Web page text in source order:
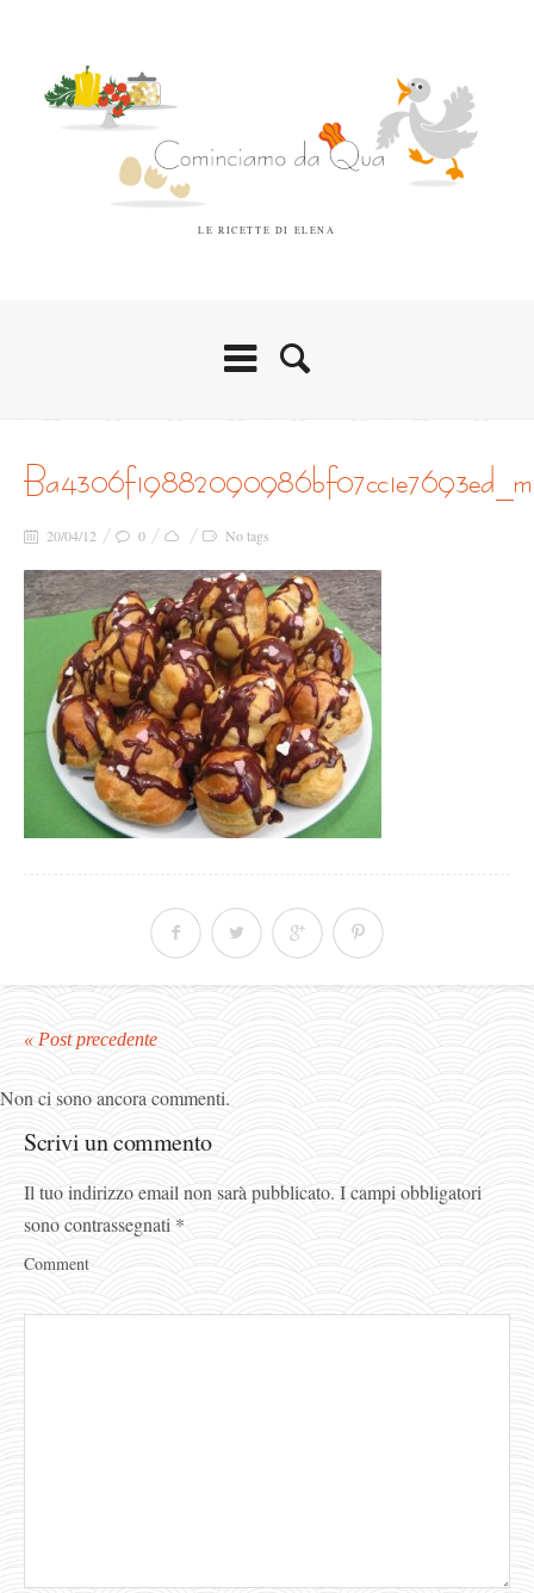
LE RICETTE DI ELENA
20/04/12 0 No tags
« Post precedente
Non ci sono ancora commenti.
Scrivi un commento
Il tuo indirizzo email non sarà pubblicato. I campi obbligatori
sono contrassegnati *
Comment